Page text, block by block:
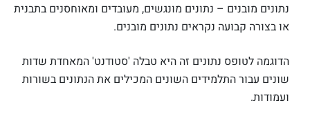
נתונים מובנים – נתונים מונגשים, מעובדים ומאוחסנים בתבנית
או בצורה קבועה נקראים נתונים מובנים.
הדוגמה לטופס נתונים זה היא טבלה 'סטודנט' המאחדת שדות
שונים עבור התלמידים השונים המכילים את הנתונים בשורות
ועמודות.